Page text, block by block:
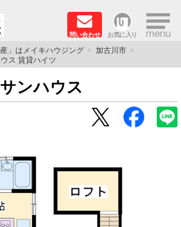
問い合わせ お気に入り ×
スメ物件特集☆
」はメイキハウジング
加古川市
ス 賃貸ハイツ
ンハウス